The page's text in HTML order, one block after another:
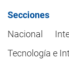
Secciones
Nacional
Tecnología e